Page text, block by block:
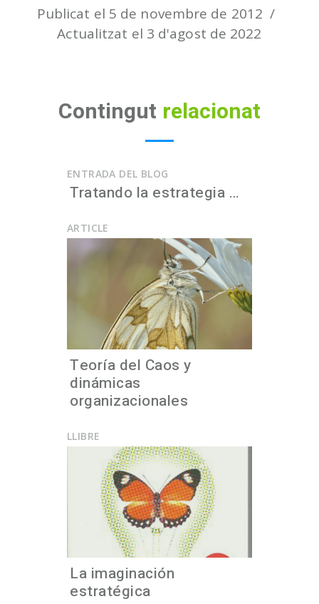
Actualitzat el 3 d'agost de 2022
Publicat el 5 de novembre de 2012
Contingut relacionat
ENTRADA DEL BLOG
Tratando la estrategia …
ARTICLE
Teoría del Caos y
dinámicas
organizacionales
LLIBRE
La imaginación
estratégica